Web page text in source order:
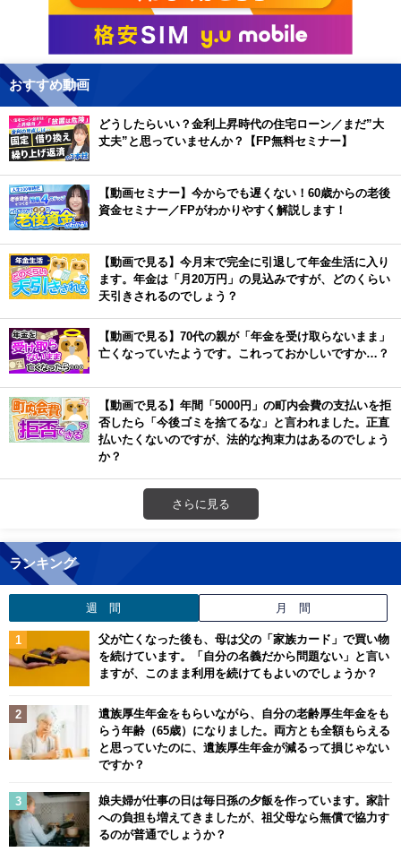
おすすめ動画
どうしたらいい？金利上昇時代の住宅ローン／まだ”大
丈夫”と思っていませんか？【FP無料セミナー】
【動画セミナー】今からでも遅くない！60歳からの老後
資金セミナー／FPがわかりやすく解説します！
【動画で見る】今月末で完全に引退して年金生活に入り
ます。年金は「月20万円」の見込みですが、どのくらい
天引きされるのでしょう？
【動画で見る】70代の親が「年金を受け取らないまま」
亡くなっていたようです。これっておかしいですか…？
【動画で見る】年間「5000円」の町内会費の支払いを拒
否したら「今後ゴミを捨てるな」と言われました。正直
払いたくないのですが、法的な拘束力はあるのでしょう
か？
さらに見る
ランキング
週 間 月 間
父が亡くなった後も、母は父の「家族カード」で買い物
を続けています。「自分の名義だから問題ない」と言い
ますが、このまま利用を続けてもよいのでしょうか？
遺族厚生年金をもらいながら、自分の老齢厚生年金をも
らう年齢（65歳）になりました。両方とも全額もらえる
と思っていたのに、遺族厚生年金が減るって損じゃない
ですか？
娘夫婦が仕事の日は毎日孫の夕飯を作っています。家計
への負担も増えてきましたが、祖父母なら無償で協力す
るのが普通でしょうか？